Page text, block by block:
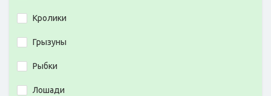
Кролики
Грызуны
Рыбки
Лошади